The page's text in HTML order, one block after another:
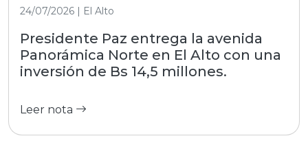
24/07/2026 | El Alto
Presidente Paz entrega la avenida
Panorámica Norte en El Alto con una
inversión de Bs 14,5 millones.
Leer nota